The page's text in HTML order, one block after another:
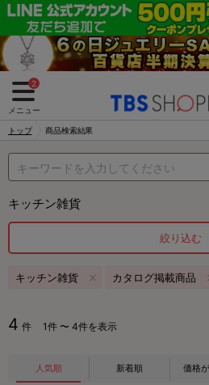
2
メニュー
トップ 商品検索結果
キッチン雑貨
絞り込む
キッチン雑貨 カタログ掲載商品
4 件 1件 〜 4件を表示
人気順 新着順 価格